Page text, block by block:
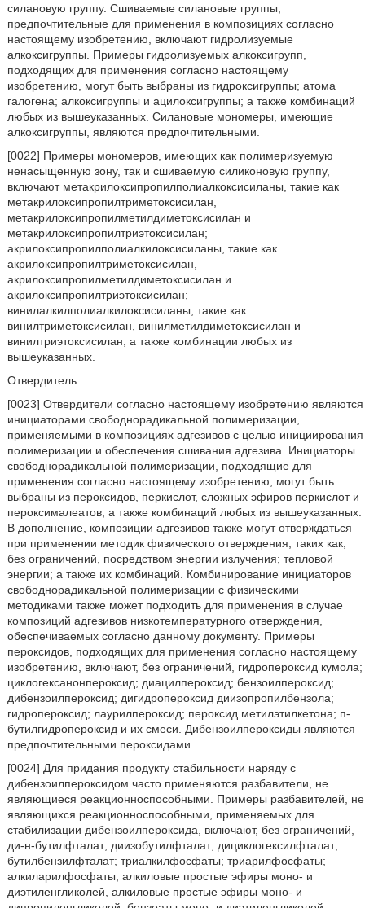
силановую группу. Сшиваемые силановые группы,
предпочтительные для применения в композициях согласно
настоящему изобретению, включают гидролизуемые
алкоксигруппы. Примеры гидролизуемых алкоксигрупп,
подходящих для применения согласно настоящему
изобретению, могут быть выбраны из гидроксигруппы; атома
галогена; алкоксигруппы и ацилоксигруппы; а также комбинаций
любых из вышеуказанных. Силановые мономеры, имеющие
алкоксигруппы, являются предпочтительными.
[0022] Примеры мономеров, имеющих как полимеризуемую
ненасыщенную зону, так и сшиваемую силиконовую группу,
включают метакрилоксипропилполиалкоксисиланы, такие как
метакрилоксипропилтриметоксисилан,
метакрилоксипропилметилдиметоксисилан и
метакрилоксипропилтриэтоксисилан;
акрилоксипропилполиалкилоксисиланы, такие как
акрилоксипропилтриметоксисилан,
акрилоксипропилметилдиметоксисилан и
акрилоксипропилтриэтоксисилан;
винилалкилполиалкилоксисиланы, такие как
винилтриметоксисилан, винилметилдиметоксисилан и
винилтриэтоксисилан; а также комбинации любых из
вышеуказанных.
Отвердитель
[0023] Отвердители согласно настоящему изобретению являются
инициаторами свободнорадикальной полимеризации,
применяемыми в композициях адгезивов с целью инициирования
полимеризации и обеспечения сшивания адгезива. Инициаторы
свободнорадикальной полимеризации, подходящие для
применения согласно настоящему изобретению, могут быть
выбраны из пероксидов, перкислот, сложных эфиров перкислот и
пероксималеатов, а также комбинаций любых из вышеуказанных.
В дополнение, композиции адгезивов также могут отверждаться
при применении методик физического отверждения, таких как,
без ограничений, посредством энергии излучения; тепловой
энергии; а также их комбинаций. Комбинирование инициаторов
свободнорадикальной полимеризации с физическими
методиками также может подходить для применения в случае
композиций адгезивов низкотемпературного отверждения,
обеспечиваемых согласно данному документу. Примеры
пероксидов, подходящих для применения согласно настоящему
изобретению, включают, без ограничений, гидропероксид кумола;
циклогексанонпероксид; диацилпероксид; бензоилпероксид;
дибензоилпероксид; дигидропероксид диизопропилбензола;
гидропероксид; лаурилпероксид; пероксид метилэтилкетона; п-
бутилгидропероксид и их смеси. Дибензоилпероксиды являются
предпочтительными пероксидами.
[0024] Для придания продукту стабильности наряду с
дибензоилпероксидом часто применяются разбавители, не
являющиеся реакционноспособными. Примеры разбавителей, не
являющихся реакционноспособными, применяемых для
стабилизации дибензоилпероксида, включают, без ограничений,
ди-н-бутилфталат; диизобутилфталат; дициклогексилфталат;
бутилбензилфталат; триалкилфосфаты; триарилфосфаты;
алкиларилфосфаты; алкиловые простые эфиры моно- и
диэтиленгликолей, алкиловые простые эфиры моно- и